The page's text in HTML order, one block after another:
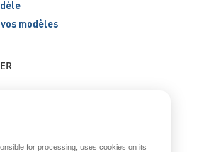
modèles
for processing, uses cookies on its